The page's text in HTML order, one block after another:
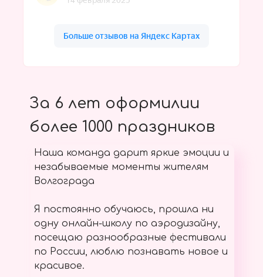
За 6 лет оформилии
более 1000 праздников
Наша команда дарит яркие эмоции и
незабываемые моменты жителям
Волгограда
Я постоянно обучаюсь, прошла ни
одну онлайн-школу по аэродизайну,
посещаю разнообразные фестивали
по России, люблю познавать новое и
красивое.